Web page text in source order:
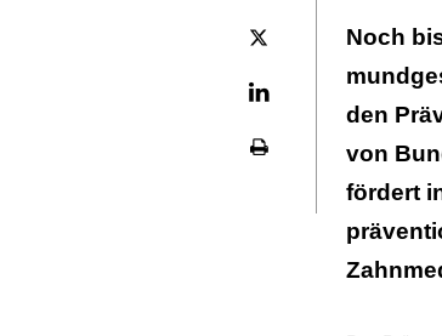
Plattform
Noch
den
von
fördert